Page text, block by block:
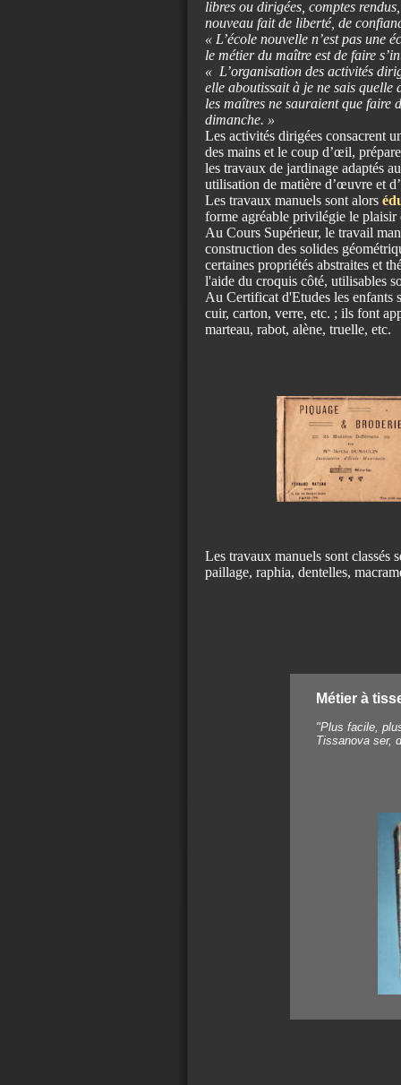
libres ou dirigées, comptes
nouveau fait de liberté, de
« L’école nouvelle n’est pas une
le métier du maître est de faire
« L’organisation des activités
elle aboutissait à je ne sais quelle
les maîtres ne sauraient que faire
dimanche. »
Les activités dirigées consacrent
des mains et le coup d’œil,
les travaux de jardinage adaptés
utilisation de matière d’œuvre et
Les travaux manuels sont alors
forme agréable privilégie le plaisir
Au Cours Supérieur, le travail
construction des solides
certaines propriétés abstraites et
l'aide du croquis côté, utilisables
Au Certificat d'Etudes les enfants
cuir, carton, verre, etc. ; ils font
marteau, rabot, alène, truelle, etc.
Les travaux manuels sont classés
paillage, raphia, dentelles,
Métier à
"Plus facile,
Tissanova ser,